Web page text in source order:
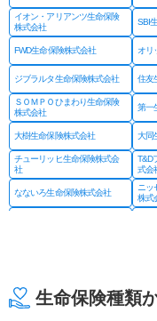
イオン・アリアンツ生命保険
株式会社
SBI
FWD生命保険株式会社 オリ
ジブラルタ生命保険株式会社 住友
ＳＯＭＰＯひまわり生命保険
株式会社
第一
大樹生命保険株式会社 大同
チューリッヒ生命保険株式会
社
T&D
式会
なないろ生命保険株式会社
ニッ
株式
みどり生命保険株式会社 明治
生命保険種類